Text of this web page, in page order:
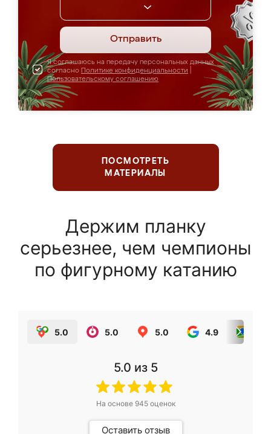
Отправить
Я соглашаюсь на передачу персональных данных
согласно Политике конфиденциальности
Пользовательскому соглашению
ПОСМОТРЕТЬ
МАТЕРИАЛЫ
Держим планку
серьезнее, чем чемпионы
по фигурному катанию
5.0 5.0 5.0 4.9
5.0 из 5
На основе 945оценок
Оставить отзыв